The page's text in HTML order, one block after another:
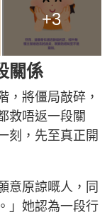
+3
關係
，將僵局敲碎，
救唔返一段關
刻，先至真正開
意原諒嘅人，同
」她認為一段行